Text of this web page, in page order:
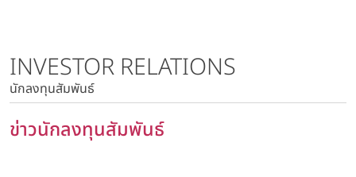
นโยบายด้านสิทธิมนุษยชน
นโยบายความเป็นส่วนตัว
นโยบายความมั่นคงปลอดภัยของข้อมูลและระบบ
คอมพิวเตอร์
นโยบายการสื่อสารการตลาด
INVESTOR RELATIONS
นักลงทุนสัมพันธ์
ข่าวนักลงทุนสัมพันธ์